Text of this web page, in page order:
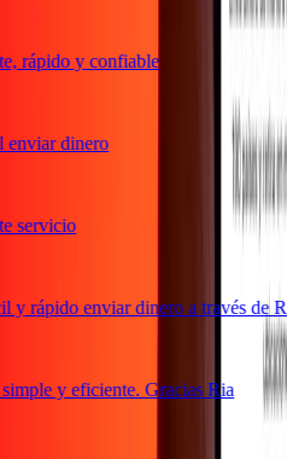
rápido y confiable
dinero
rápido enviar dinero a través de Ria
y eficiente. Gracias Ria